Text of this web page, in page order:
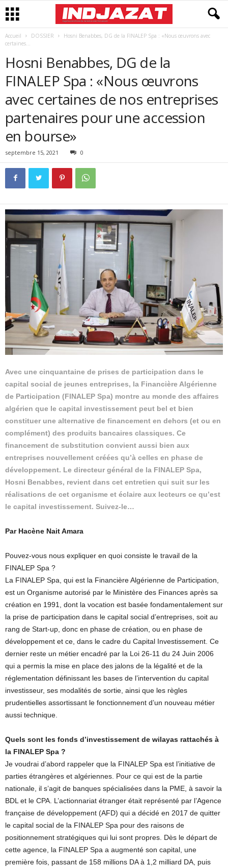
Accueil DOSSIER
Hosni Benabbes, DG de la FINALEP Spa : «Nous œuvrons avec
certaines...
Hosni Benabbes, DG de la
FINALEP Spa : «Nous œuvrons
avec certaines de nos entreprises
partenaires pour une accession
en bourse»
septembre 15, 2021 0
Avec une cinquantaine de prises de participation dans le
capital social de jeunes entreprises, la Financière Algérienne
de Participation (FINALEP Spa) montre au monde des affaires
algérien que le capital investissement peut bel et bien
constituer une alternative de financement en dehors (et ou en
complément) des produits bancaires classiques. Ce
financement de substitution convient aussi bien aux
entreprises nouvellement créées qu’à celles en phase de
développement. Le directeur général de la FINALEP Spa,
Hosni Benabbes, revient dans cet entretien qui suit sur les
réalisations de cet organisme et éclaire aux lecteurs ce qu’est
le capital investissement. Suivez-le…
Par Hacène Nait Amara
Pouvez-vous nous expliquer en quoi consiste le travail de la
FINALEP Spa ?
La FINALEP Spa, qui est la Financière Algérienne de Participation,
est un Organisme autorisé par le Ministère des Finances après sa
création en 1991, dont la vocation est basée fondamentalement sur
la prise de participation dans le capital social d’entreprises, soit au
rang de Start-up, donc en phase de création, ou en phase de
développement et ce, dans le cadre du Capital Investissement. Ce
dernier reste un métier encadré par la Loi 26-11 du 24 Juin 2006
qui a permis la mise en place des jalons de la légalité et de la
réglementation définissant les bases de l’intervention du capital
investisseur, ses modalités de sortie, ainsi que les règles
prudentielles assortissant le fonctionnement d’un nouveau métier
aussi technique.
Quels sont les fonds d’investissement de wilayas rattachés à
la FINALEP Spa ?
Je voudrai d’abord rappeler que la FINALEP Spa est l’initiative de
parties étrangères et algériennes. Pour ce qui est de la partie
nationale, il s’agit de banques spécialisées dans la PME, à savoir la
BDL et le CPA. L’actionnariat étranger était représenté par l’Agence
française de développement (AFD) qui a décidé en 2017 de quitter
le capital social de la FINALEP Spa pour des raisons de
positionnement stratégiques qui lui sont propres. Dès le départ de
cette agence, la FINALEP Spa a augmenté son capital, une
première fois, passant de 158 millions DA à 1,2 milliard DA, puis